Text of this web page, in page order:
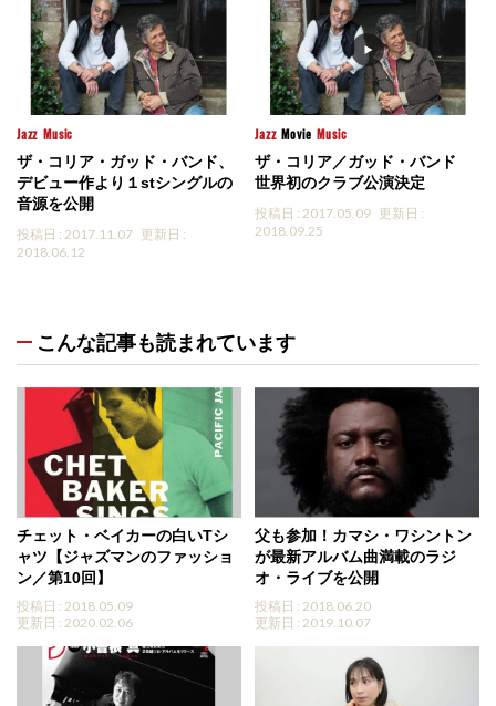
Jazz Music
ザ・コリア・ガッド・バンド、
デビュー作より１stシングルの
音源を公開
投稿日 : 2017.11.07 更新日 :
2018.06.12
Jazz Movie Music
ザ・コリア／ガッド・バンド
世界初のクラブ公演決定
投稿日 : 2017.05.09 更新日 :
2018.09.25
こんな記事も読まれています
チェット・ベイカーの白いTシ
ャツ【ジャズマンのファッショ
ン／第10回】
投稿日 : 2018.05.09
更新日 : 2020.02.06
父も参加！カマシ・ワシントン
が最新アルバム曲満載のラジ
オ・ライブを公開
投稿日 : 2018.06.20
更新日 : 2019.10.07